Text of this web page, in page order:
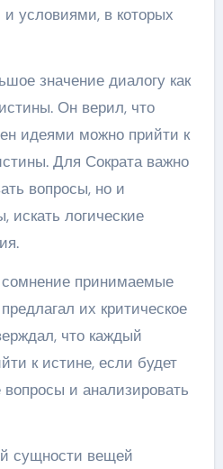
условиями, в которых
значение диалогу как
Он верил, что
идеями можно прийти к
Для Сократа важно
вопросы, но и
искать логические
принимаемые
их критическое
что каждый
к истине, если будет
и анализировать
сущности вещей